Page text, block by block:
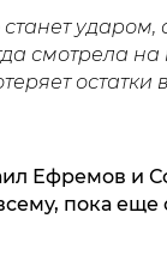
ударом,
смотрела на
остатки
Ефремов и
пока еще